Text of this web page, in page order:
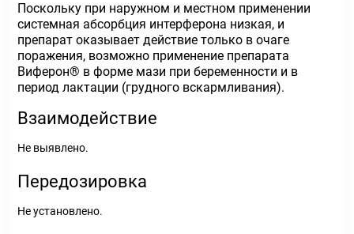
Поскольку при наружном и местном применении
системная абсорбция интерферона низкая, и
препарат оказывает действие только в очаге
поражения, возможно применение препарата
Виферон® в форме мази при беременности и в
период лактации (грудного вскармливания).
Взаимодействие
Не выявлено.
Передозировка
Не установлено.